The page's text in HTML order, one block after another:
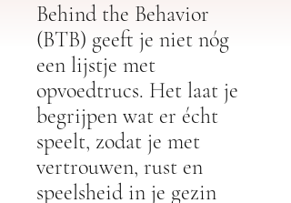
Behind the Behavior
(BTB) geeft je niet nóg
een lijstje met
opvoedtrucs. Het laat je
begrijpen wat er écht
speelt, zodat je met
vertrouwen, rust en
speelsheid in je gezin